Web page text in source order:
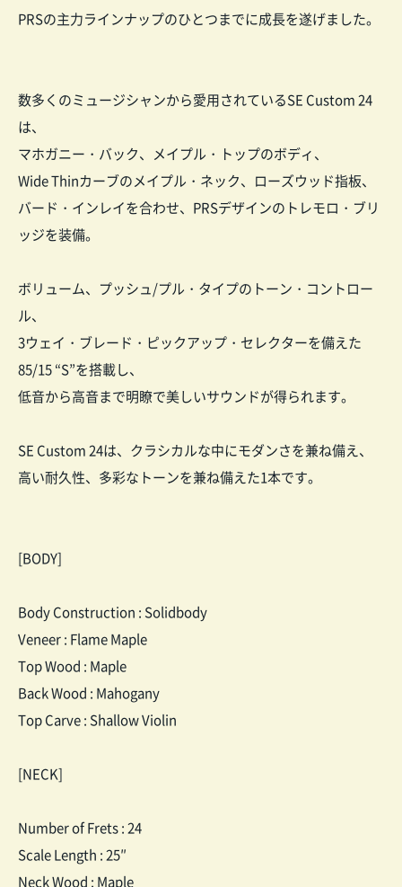
PRSの主力ラインナップのひとつまでに成長を遂げました。
数多くのミュージシャンから愛用されているSE Custom 24
は、
マホガニー・バック、メイプル・トップのボディ、
Wide Thinカーブのメイプル・ネック、ローズウッド指板、
バード・インレイを合わせ、PRSデザインのトレモロ・ブリ
ッジを装備。
ボリューム、プッシュ/プル・タイプのトーン・コントロー
ル、
3ウェイ・ブレード・ピックアップ・セレクターを備えた
85/15 “S”を搭載し、
低音から高音まで明瞭で美しいサウンドが得られます。
SE Custom 24は、クラシカルな中にモダンさを兼ね備え、
高い耐久性、多彩なトーンを兼ね備えた1本です。
[BODY]
Body Construction : Solidbody
Veneer : Flame Maple
Top Wood : Maple
Back Wood : Mahogany
Top Carve : Shallow Violin
[NECK]
Number of Frets : 24
Scale Length : 25″
Neck Wood : Maple